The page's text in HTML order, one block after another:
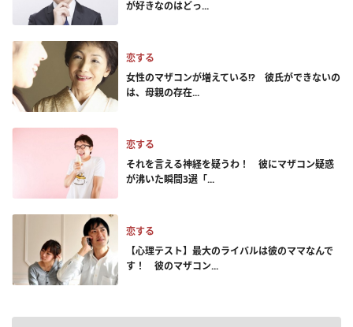
が好きなのはどっ...
恋する
女性のマザコンが増えている!? 彼氏ができないの
は、母親の存在...
恋する
それを言える神経を疑うわ！ 彼にマザコン疑惑
が沸いた瞬間3選「...
恋する
【心理テスト】最大のライバルは彼のママなんで
す！ 彼のマザコン...